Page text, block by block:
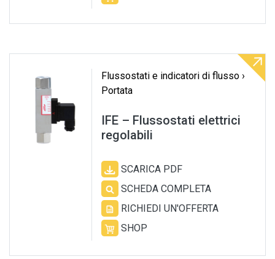
Flussostati e indicatori di flusso ›
Portata
IFE – Flussostati elettrici
regolabili
SCARICA PDF
SCHEDA COMPLETA
RICHIEDI UN'OFFERTA
SHOP